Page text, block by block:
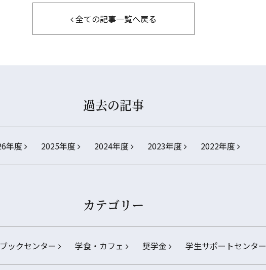
全ての記事一覧へ戻る
過去の記事
年度 2025年度 2024年度 2023年度 2022年度
カテゴリー
ブックセンター 学食・カフェ 奨学金 学生サポートセンター